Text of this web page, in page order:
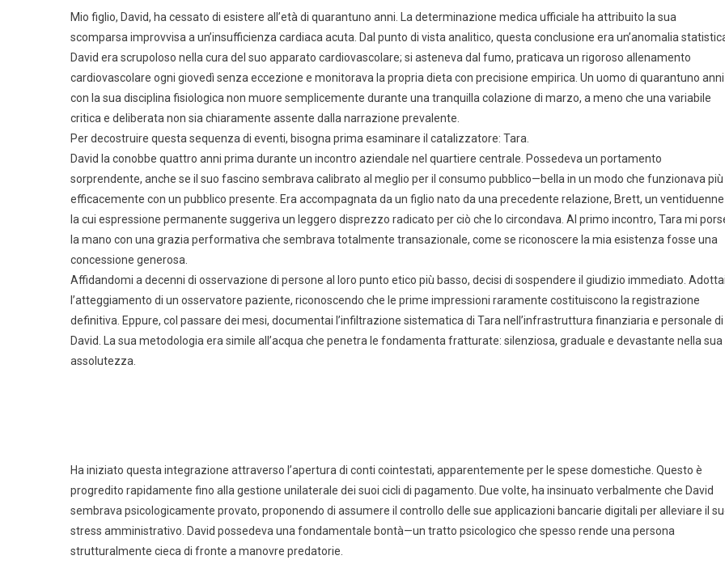
Mio figlio, David, ha cessato di esistere all’età di quarantuno anni. La determinazione medica ufficiale ha attribuito la sua
scomparsa improvvisa a un’insufficienza cardiaca acuta. Dal punto di vista analitico, questa conclusione era un’anomalia
David era scrupoloso nella cura del suo apparato cardiovascolare; si asteneva dal fumo, praticava un rigoroso allenamento
cardiovascolare ogni giovedì senza eccezione e monitorava la propria dieta con precisione empirica. Un uomo di quarantuno anni
con la sua disciplina fisiologica non muore semplicemente durante una tranquilla colazione di marzo, a meno che una variabile
critica e deliberata non sia chiaramente assente dalla narrazione prevalente.
Per decostruire questa sequenza di eventi, bisogna prima esaminare il catalizzatore: Tara.
David la conobbe quattro anni prima durante un incontro aziendale nel quartiere centrale. Possedeva un portamento
sorprendente, anche se il suo fascino sembrava calibrato al meglio per il consumo pubblico—bella in un modo che funzionava più
efficacemente con un pubblico presente. Era accompagnata da un figlio nato da una precedente relazione, Brett, un ventiduenne
la cui espressione permanente suggeriva un leggero disprezzo radicato per ciò che lo circondava. Al primo incontro, Tara mi
la mano con una grazia performativa che sembrava totalmente transazionale, come se riconoscere la mia esistenza fosse una
concessione generosa.
Affidandomi a decenni di osservazione di persone al loro punto etico più basso, decisi di sospendere il giudizio immediato.
l’atteggiamento di un osservatore paziente, riconoscendo che le prime impressioni raramente costituiscono la registrazione
definitiva. Eppure, col passare dei mesi, documentai l’infiltrazione sistematica di Tara nell’infrastruttura finanziaria e personale di
David. La sua metodologia era simile all’acqua che penetra le fondamenta fratturate: silenziosa, graduale e devastante nella sua
assolutezza.
Ha iniziato questa integrazione attraverso l’apertura di conti cointestati, apparentemente per le spese domestiche. Questo è
progredito rapidamente fino alla gestione unilaterale dei suoi cicli di pagamento. Due volte, ha insinuato verbalmente che David
sembrava psicologicamente provato, proponendo di assumere il controllo delle sue applicazioni bancarie digitali per alleviare il
stress amministrativo. David possedeva una fondamentale bontà—un tratto psicologico che spesso rende una persona
strutturalmente cieca di fronte a manovre predatorie.